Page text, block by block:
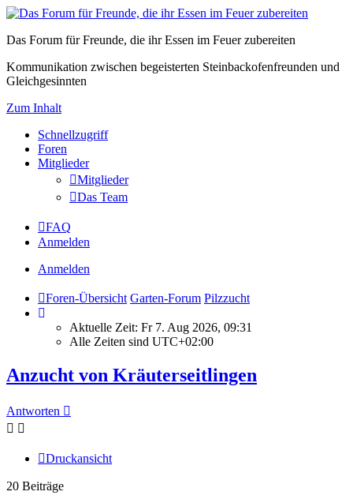
Das Forum für Freunde, die ihr Essen im Feuer zubereiten
Kommunikation zwischen begeisterten Steinbackofenfreunden und
Gleichgesinnten
Zum Inhalt
Schnellzugriff
Foren
Mitglieder
Mitglieder
Das Team
FAQ
Anmelden
Anmelden
Foren-Übersicht Garten-Forum Pilzzucht
Aktuelle Zeit: Fr 7. Aug 2026, 09:31
Alle Zeiten sind UTC+02:00
Anzucht von Kräuterseitlingen
Antworten
Druckansicht
20 Beiträge